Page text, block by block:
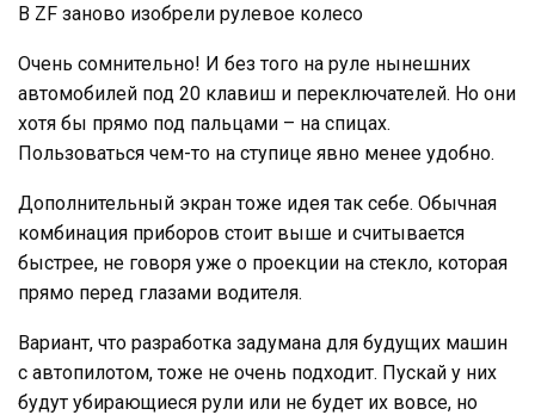
В ZF заново изобрели рулевое колесо
Очень сомнительно! И без того на руле нынешних
автомобилей под 20 клавиш и переключателей. Но они
хотя бы прямо под пальцами – на спицах.
Пользоваться чем-то на ступице явно менее удобно.
Дополнительный экран тоже идея так себе. Обычная
комбинация приборов стоит выше и считывается
быстрее, не говоря уже о проекции на стекло, которая
прямо перед глазами водителя.
Вариант, что разработка задумана для будущих машин
с автопилотом, тоже не очень подходит. Пускай у них
будут убирающиеся рули или не будет их вовсе, но